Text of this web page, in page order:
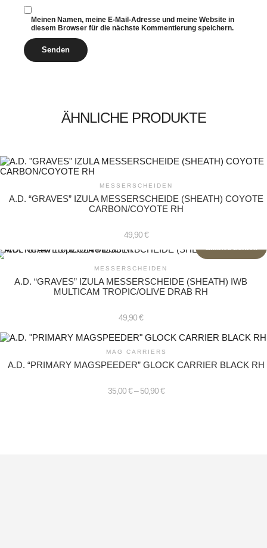
Meinen Namen, meine E-Mail-Adresse und meine Website in
diesem Browser für die nächste Kommentierung speichern.
ÄHNLICHE PRODUKTE
MESSERSCHEIDEN
A.D. “GRAVES” IZULA MESSERSCHEIDE (SHEATH) COYOTE
CARBON/COYOTE RH
49,90€
Limited Edition
MESSERSCHEIDEN
A.D. “GRAVES” IZULA MESSERSCHEIDE (SHEATH) IWB
MULTICAM TROPIC/OLIVE DRAB RH
49,90€
MAG CARRIERS
A.D. “PRIMARY MAGSPEEDER” GLOCK CARRIER BLACK RH
35,00€–50,90€